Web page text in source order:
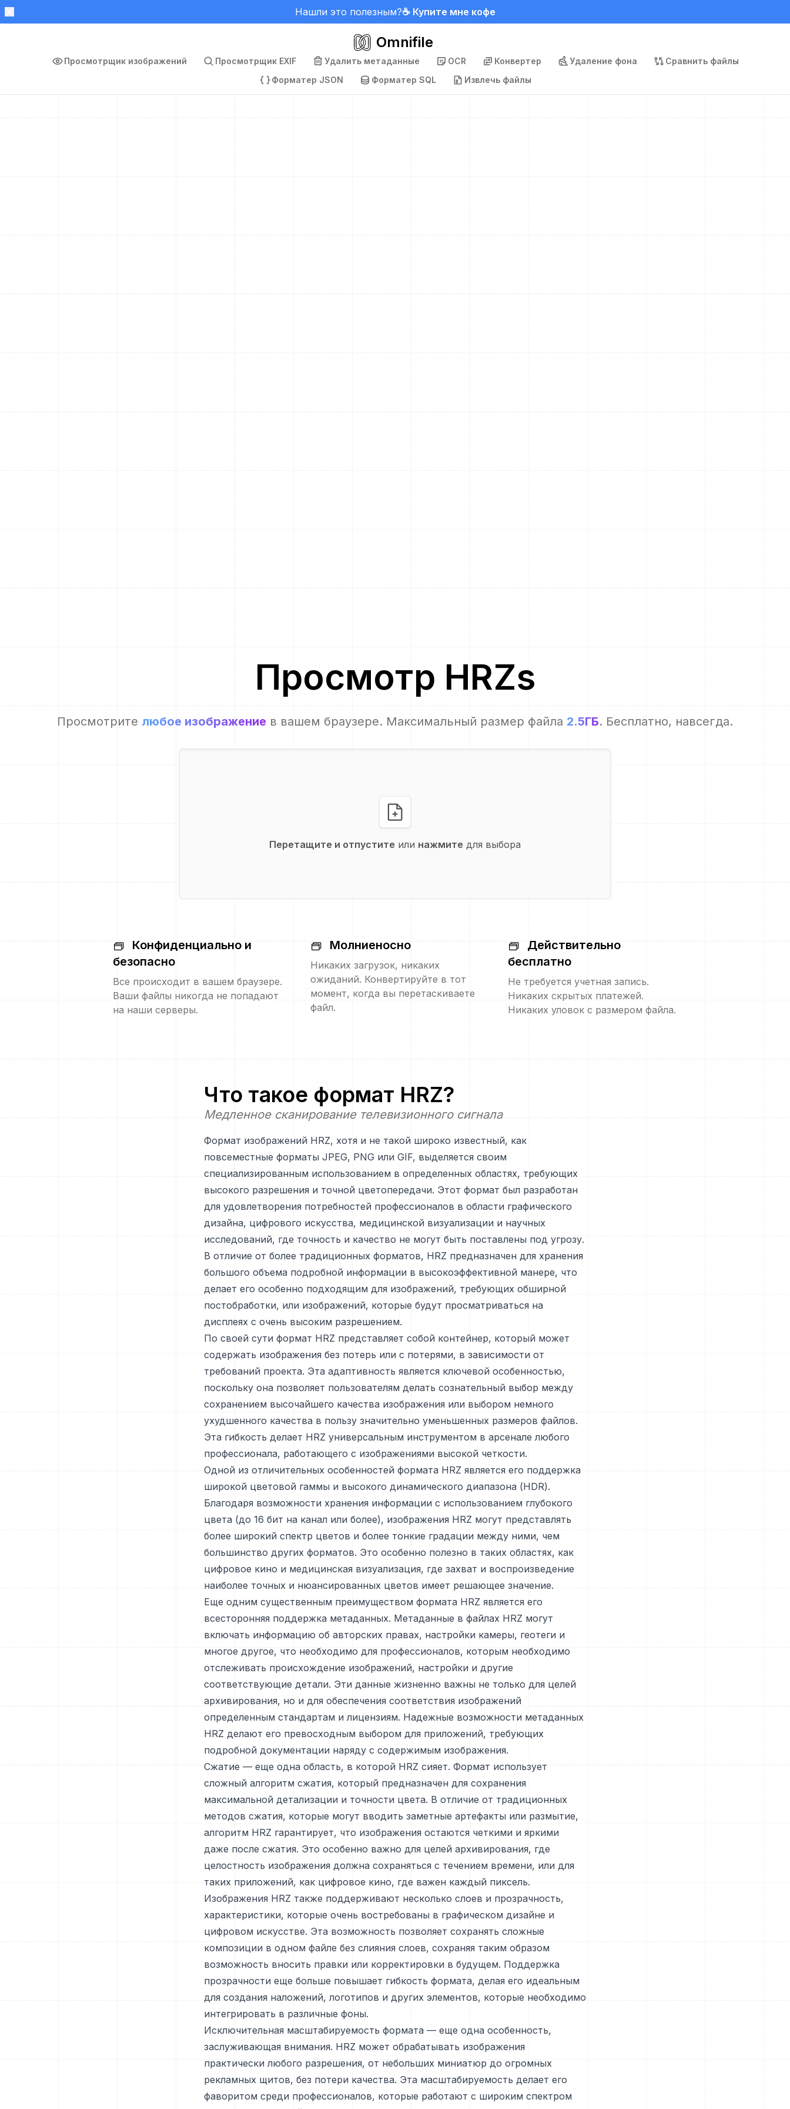
Нашли это полезным?☕ Купите мне кофе
Omnifile
Просмотрщик изображений Просмотрщик EXIF Удалить метаданные OCR Конвертер Удаление фона
Сравнить файлы
Форматер JSON
Форматер SQL Извлечь файлы
Просмотр HRZs
Просмотрите любое изображение в вашем браузере. Максимальный размер файла 2.5ГБ. Бесплатно, навсегда.
Перетащите и отпустите или нажмите для выбора
Конфиденциально и
безопасно
Все происходит в вашем браузере.
Ваши файлы никогда не попадают
на наши серверы.
Молниеносно
Никаких загрузок, никаких
ожиданий. Конвертируйте в тот
момент, когда вы перетаскиваете
файл.
Действительно
бесплатно
Не требуется учетная запись.
Никаких скрытых платежей.
Никаких уловок с размером файла.
Что такое формат HRZ?
Медленное сканирование телевизионного сигнала
Формат изображений HRZ, хотя и не такой широко известный, как
повсеместные форматы JPEG, PNG или GIF, выделяется своим
специализированным использованием в определенных областях, требующих
высокого разрешения и точной цветопередачи. Этот формат был разработан
для удовлетворения потребностей профессионалов в области графического
дизайна, цифрового искусства, медицинской визуализации и научных
исследований, где точность и качество не могут быть поставлены под угрозу.
В отличие от более традиционных форматов, HRZ предназначен для хранения
большого объема подробной информации в высокоэффективной манере, что
делает его особенно подходящим для изображений, требующих обширной
постобработки, или изображений, которые будут просматриваться на
дисплеях с очень высоким разрешением.
По своей сути формат HRZ представляет собой контейнер, который может
содержать изображения без потерь или с потерями, в зависимости от
требований проекта. Эта адаптивность является ключевой особенностью,
поскольку она позволяет пользователям делать сознательный выбор между
сохранением высочайшего качества изображения или выбором немного
ухудшенного качества в пользу значительно уменьшенных размеров файлов.
Эта гибкость делает HRZ универсальным инструментом в арсенале любого
профессионала, работающего с изображениями высокой четкости.
Одной из отличительных особенностей формата HRZ является его поддержка
широкой цветовой гаммы и высокого динамического диапазона (HDR).
Благодаря возможности хранения информации с использованием глубокого
цвета (до 16 бит на канал или более), изображения HRZ могут представлять
более широкий спектр цветов и более тонкие градации между ними, чем
большинство других форматов. Это особенно полезно в таких областях, как
цифровое кино и медицинская визуализация, где захват и воспроизведение
наиболее точных и нюансированных цветов имеет решающее значение.
Еще одним существенным преимуществом формата HRZ является его
всесторонняя поддержка метаданных. Метаданные в файлах HRZ могут
включать информацию об авторских правах, настройки камеры, геотеги и
многое другое, что необходимо для профессионалов, которым необходимо
отслеживать происхождение изображений, настройки и другие
соответствующие детали. Эти данные жизненно важны не только для целей
архивирования, но и для обеспечения соответствия изображений
определенным стандартам и лицензиям. Надежные возможности метаданных
HRZ делают его превосходным выбором для приложений, требующих
подробной документации наряду с содержимым изображения.
Сжатие — еще одна область, в которой HRZ сияет. Формат использует
сложный алгоритм сжатия, который предназначен для сохранения
максимальной детализации и точности цвета. В отличие от традиционных
методов сжатия, которые могут вводить заметные артефакты или размытие,
алгоритм HRZ гарантирует, что изображения остаются четкими и яркими
даже после сжатия. Это особенно важно для целей архивирования, где
целостность изображения должна сохраняться с течением времени, или для
таких приложений, как цифровое кино, где важен каждый пиксель.
Изображения HRZ также поддерживают несколько слоев и прозрачность,
характеристики, которые очень востребованы в графическом дизайне и
цифровом искусстве. Эта возможность позволяет сохранять сложные
композиции в одном файле без слияния слоев, сохраняя таким образом
возможность вносить правки или корректировки в будущем. Поддержка
прозрачности еще больше повышает гибкость формата, делая его идеальным
для создания наложений, логотипов и других элементов, которые необходимо
интегрировать в различные фоны.
Исключительная масштабируемость формата — еще одна особенность,
заслуживающая внимания. HRZ может обрабатывать изображения
практически любого разрешения, от небольших миниатюр до огромных
рекламных щитов, без потери качества. Эта масштабируемость делает его
фаворитом среди профессионалов, которые работают с широким спектром